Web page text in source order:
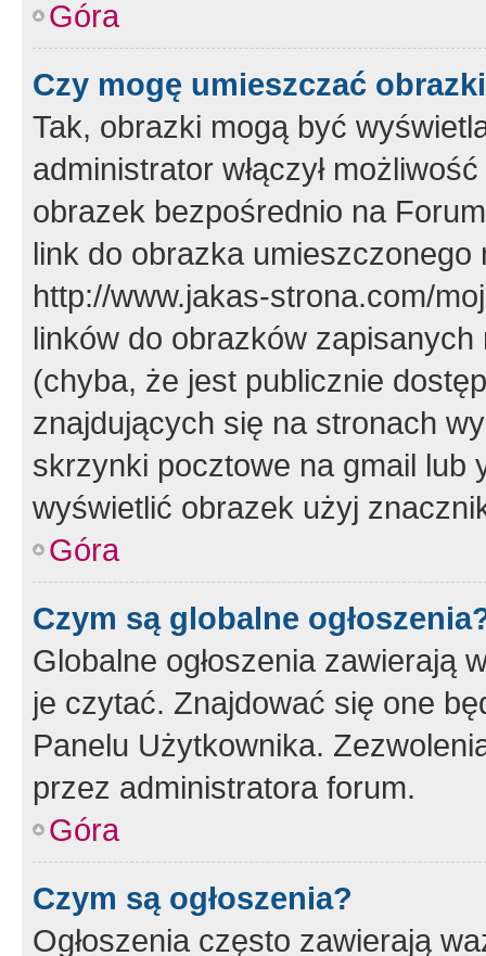
Góra
Czy mogę umieszczać
Tak, obrazki mogą być
administrator włączył
obrazek bezpośrednio na
link do obrazka
http://www.jakas-strona.com/
linków do obrazków
(chyba, że jest publicznie
znajdujących się na stronach
skrzynki pocztowe na gmail lub
wyświetlić obrazek użyj
Góra
Czym są globalne
Globalne ogłoszenia zawierają
je czytać. Znajdować się one
Panelu Użytkownika.
przez administratora forum.
Góra
Czym są ogłoszenia?
Ogłoszenia często zawierają